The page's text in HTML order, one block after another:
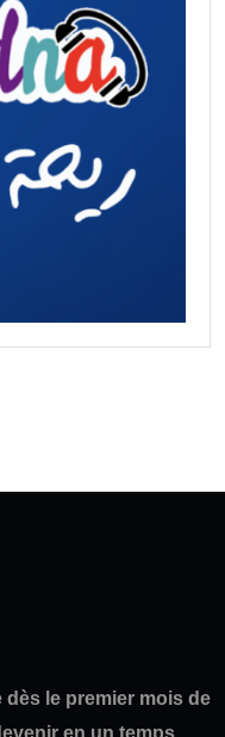
dès le premier mois de
en un temps